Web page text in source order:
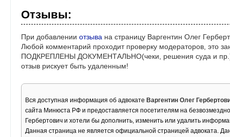
Отзывы:
При добавлении отзыва на страницу Варгентин Олег
Любой комментарий проходит проверку модераторов, это
ПОДКРЕПЛЕНЫ ДОКУМЕНТАЛЬНО(чеки, решения суда и пр.)!
отзыв рискует быть удаленным!
Вся доступная информация об адвокате Варгентин Олег
сайта Минюста РФ и предоставляется посетителям на
Гербертович и хотели бы дополнить, изменить или удалить
Данная страница не является официальной страницей адвоката.